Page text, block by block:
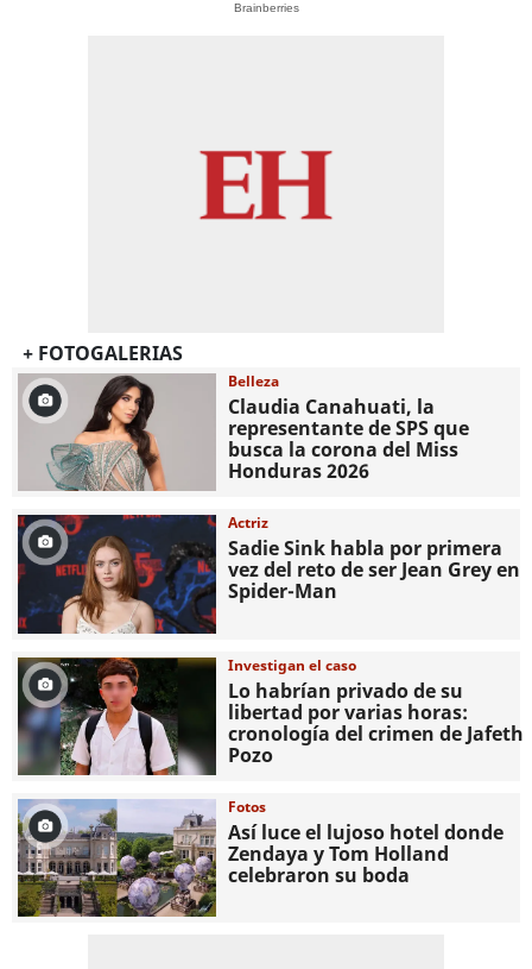
Brainberries
+ FOTOGALERIAS
Belleza
Claudia Canahuati, la
representante de SPS que
busca la corona del Miss
Honduras 2026
Actriz
Sadie Sink habla por primera
vez del reto de ser Jean Grey en
Spider-Man
Investigan el caso
Lo habrían privado de su
libertad por varias horas:
cronología del crimen de Jafeth
Pozo
Fotos
Así luce el lujoso hotel donde
Zendaya y Tom Holland
celebraron su boda